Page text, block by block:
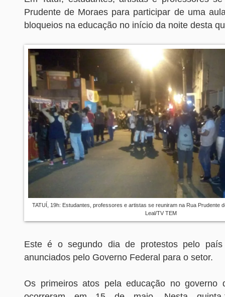
Prudente de Moraes para participar de uma
bloqueios na educação no início da noite desta
TATUÍ, 19h: Estudantes, professores e artistas se reuniram na Rua Prudente
Leal/TV TEM
Este é o segundo dia de protestos pelo
anunciados pelo Governo Federal para o setor.
Os primeiros atos pela educação no governo